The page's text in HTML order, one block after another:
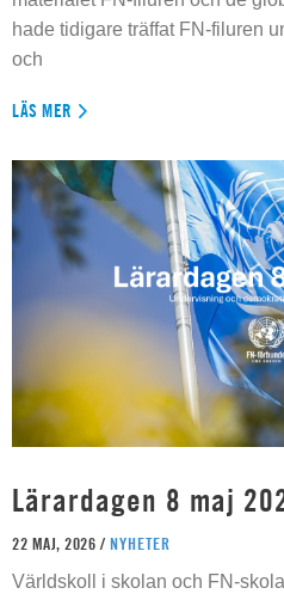
hade tidigare träffat FN-filuren
och
LÄS MER
Lärardagen 8 maj
22 MAJ, 2026 / NYHETER
Världskoll i skolan och FN-